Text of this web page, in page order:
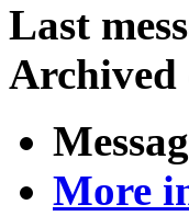
Last
Archived
More